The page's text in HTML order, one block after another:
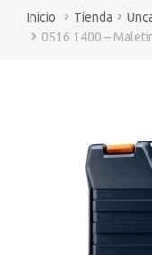
You are here:
Tienda
0516 1400 –